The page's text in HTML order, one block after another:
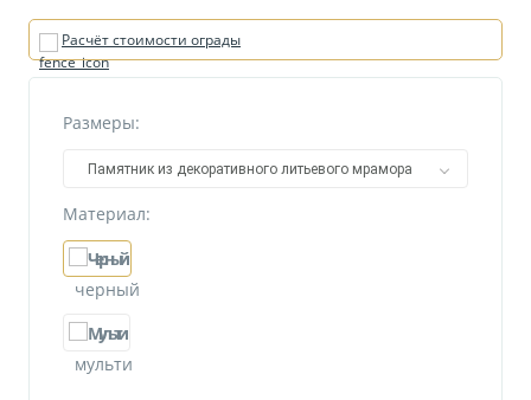
Расчёт стоимости ограды
Размеры:
Памятник из декоративного литьевого мрамора
№6
Материал:
черный
мульти